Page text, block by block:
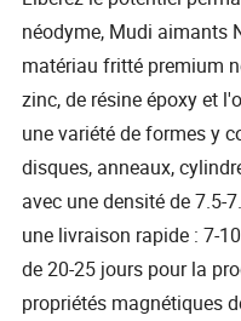
néodyme, Mudi aimants
matériau fritté premium
zinc, de résine époxy et
une variété de formes y
disques, anneaux,
avec une densité de
une livraison rapide : 7-
de 20-25 jours pour la
propriétés magnétiques